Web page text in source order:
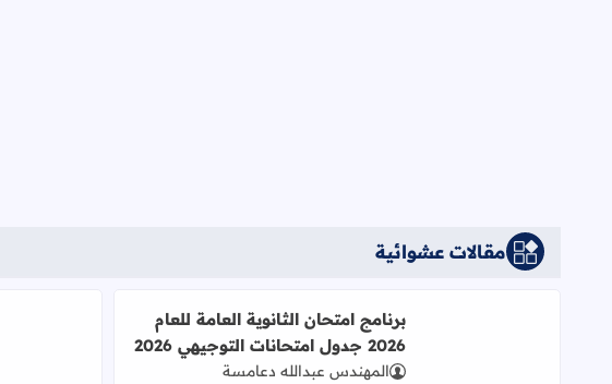
مقالات عشوائية
اقرأ المزيد عن برنامج امتحان الثانوية العامة للعام 2026 جدول امتحانات التوجيهي 2026
برنامج امتحان الثانوية العامة للعام
2026 جدول امتحانات التوجيهي 2026
المهندس عبدالله دعامسة